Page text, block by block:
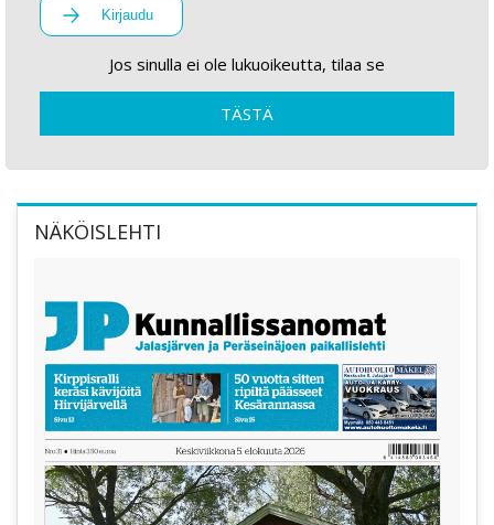
Kirjaudu
Jos sinulla ei ole lukuoikeutta, tilaa se
TÄSTÄ
NÄKÖISLEHTI